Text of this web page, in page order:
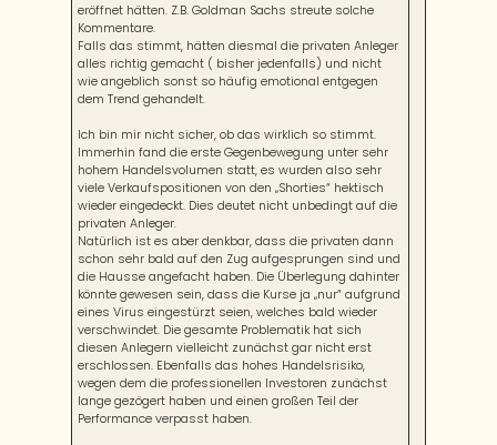
eröffnet hätten. Z.B. Goldman Sachs streute solche
Kommentare.
Falls das stimmt, hätten diesmal die privaten Anleger
alles richtig gemacht ( bisher jedenfalls) und nicht
wie angeblich sonst so häufig emotional entgegen
dem Trend gehandelt.
Ich bin mir nicht sicher, ob das wirklich so stimmt.
Immerhin fand die erste Gegenbewegung unter sehr
hohem Handelsvolumen statt, es wurden also sehr
viele Verkaufspositionen von den „Shorties“ hektisch
wieder eingedeckt. Dies deutet nicht unbedingt auf die
privaten Anleger.
Natürlich ist es aber denkbar, dass die privaten dann
schon sehr bald auf den Zug aufgesprungen sind und
die Hausse angefacht haben. Die Überlegung dahinter
könnte gewesen sein, dass die Kurse ja „nur“ aufgrund
eines Virus eingestürzt seien, welches bald wieder
verschwindet. Die gesamte Problematik hat sich
diesen Anlegern vielleicht zunächst gar nicht erst
erschlossen. Ebenfalls das hohes Handelsrisiko,
wegen dem die professionellen Investoren zunächst
lange gezögert haben und einen großen Teil der
Performance verpasst haben.